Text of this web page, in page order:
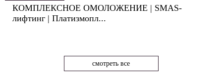
КОМПЛЕКСНОЕ ОМОЛОЖЕНИЕ | SMAS-
лифтинг | Платизмопл...
смотреть все